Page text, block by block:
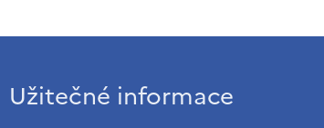
Užitečné informace